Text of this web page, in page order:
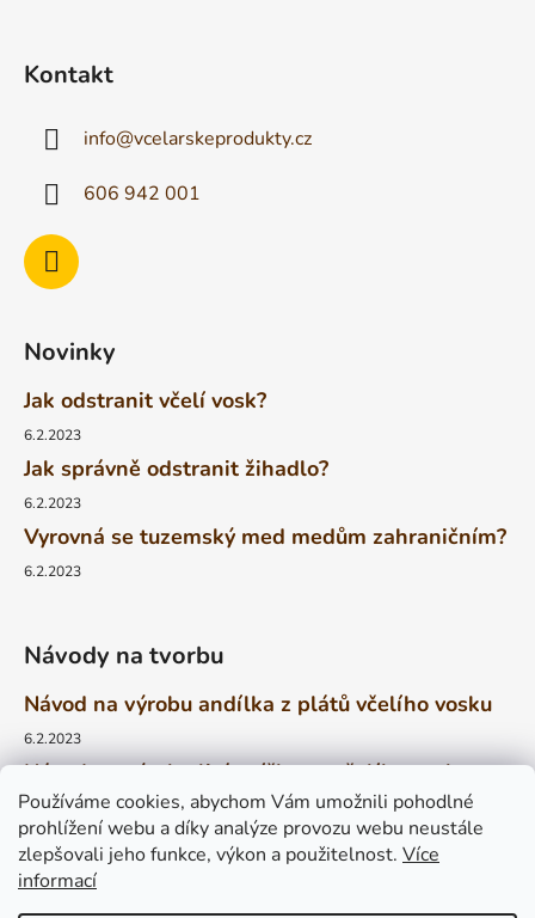
Používáme cookies, abychom Vám umožnili pohodlné
prohlížení webu a díky analýze provozu webu neustále
zlepšovali jeho funkce, výkon a použitelnost. Více
informací
Kontakt
info@vcelarskeprodukty.cz
606 942 001
Novinky
Jak odstranit včelí vosk?
6.2.2023
Jak správně odstranit žihadlo?
6.2.2023
Vyrovná se tuzemský med medům zahraničním?
6.2.2023
Návody na tvorbu
Návod na výrobu andílka z plátů včelího vosku
6.2.2023
Návod na výrobu lité svíčky ze včelího vosku
6.2.2023
Návod na výrobu stáčené svíčky z plátů včelího
vosku